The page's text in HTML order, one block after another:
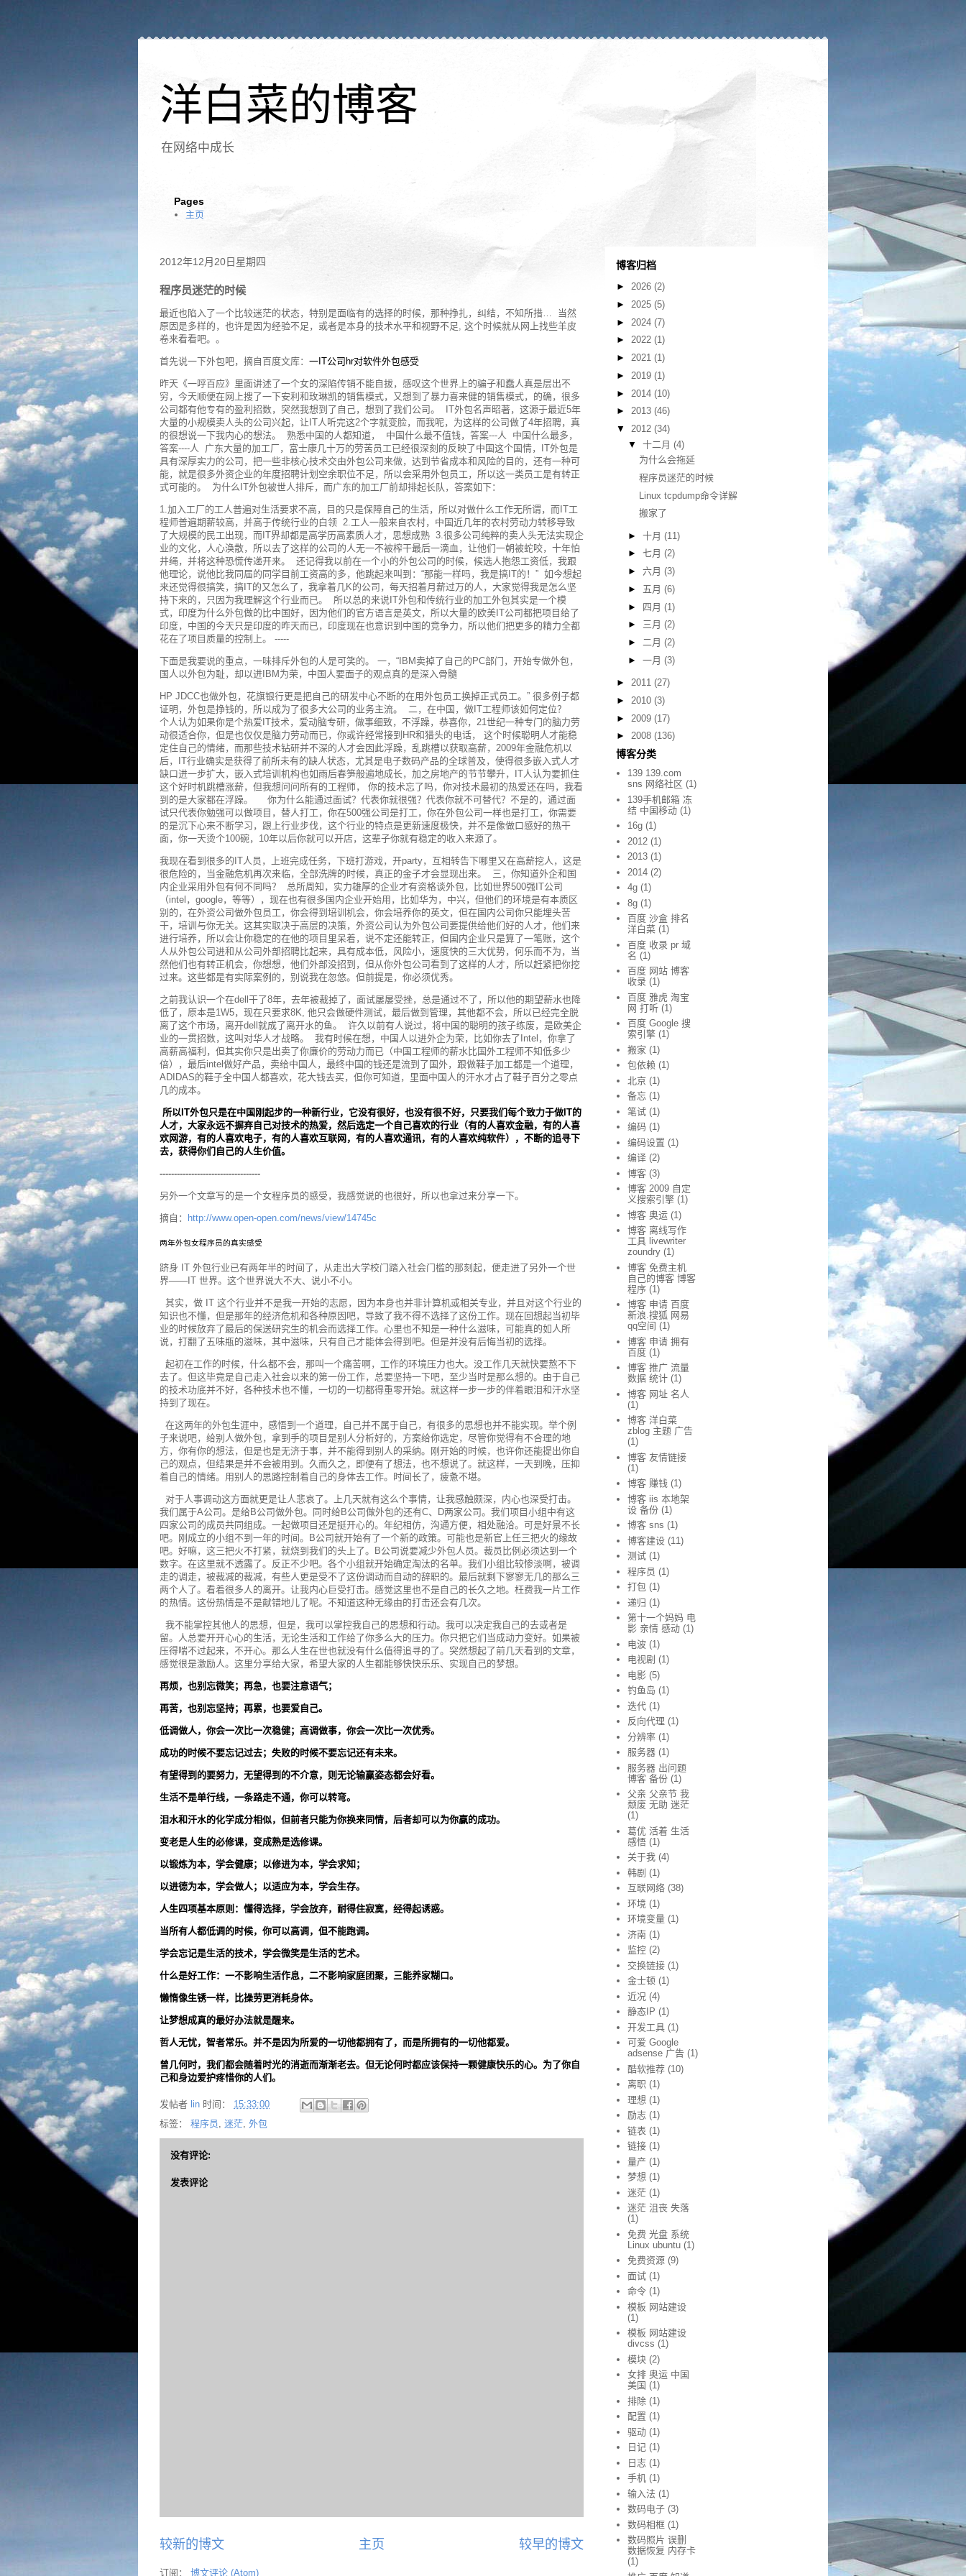
洋白菜的博客
在网络中成长
Pages
主页
2012年12月20日星期四
程序员迷茫的时候
最近也陷入了一个比较迷茫的状态，特别是面临有的选择的时候，那种挣扎，纠结，不知所措… 当然
原因是多样的，也许是因为经验不足，或者是本身的技术水平和视野不足, 这个时候就从网上找些羊皮
卷来看看吧。。
首先说一下外包吧，摘自百度文库： 一IT公司hr对软件外包感受
昨天《一呼百应》里面讲述了一个女的深陷传销不能自拔，感叹这个世界上的骗子和蠢人真是层出不
穷，今天顺便在网上搜了一下安利和玫琳凯的销售模式，又想到了暴力喜来健的销售模式，的确，很多
公司都有他专有的盈利招数，突然我想到了自己，想到了我们公司。 IT外包名声昭著，这源于最近5年
大量的小规模卖人头的公司兴起，让IT人听完这2个字就变脸，而我呢，为这样的公司做了4年招聘，真
的很想说一下我内心的想法。 熟悉中国的人都知道， 中国什么最不值钱，答案---人 中国什么最多，
答案----人 广东大量的加工厂，富士康几十万的劳苦员工已经很深刻的反映了中国这个国情，IT外包是
具有深厚实力的公司，把一些非核心技术交由外包公司来做，达到节省成本和风险的目的，还有一种可
能，就是很多外资企业的年度招聘计划空余职位不足，所以会采用外包员工，所以这一类员工是有转正
式可能的。 为什么IT外包被世人排斥，而广东的加工厂前却排起长队，答案如下：
1.加入工厂的工人普遍对生活要求不高，目的只是保障自己的生活，所以对做什么工作无所谓，而IT工
程师普遍期薪较高，并高于传统行业的白领 2.工人一般来自农村，中国近几年的农村劳动力转移导致
了大规模的民工出现，而IT界却都是高学历高素质人才，思想成熟 3.很多公司纯粹的卖人头无法实现企
业的文化，人心涣散，所以去了这样的公司的人无一不被榨干最后一滴血，让他们一朝被蛇咬，十年怕
井绳，并将这种恐慌传递开来。 还记得我以前在一个小的外包公司的时候，候选人抱怨工资低，我跟
他理论，说他比我同届的同学目前工资高的多，他跳起来叫到：“那能一样吗，我是搞IT的！” 如今想起
来还觉得很搞笑，搞IT的又怎么了，我拿着几K的公司，每天招着月薪过万的人，大家觉得我是怎么坚
持下来的，只因为我理解这个行业而已。 所以总的来说IT外包和传统行业的加工外包其实是一个模
式，印度为什么外包做的比中国好，因为他们的官方语言是英文，所以大量的欧美IT公司都把项目给了
印度，中国的今天只是印度的昨天而已，印度现在也意识到中国的竞争力，所以他们把更多的精力全都
花在了项目质量的控制上。 -----
下面是我要说的重点，一味排斥外包的人是可笑的。 一，“IBM卖掉了自己的PC部门，开始专做外包，
国人以外包为耻，却以进IBM为荣，中国人要面子的观点真的是深入骨髓
HP JDCC也做外包，花旗银行更是把自己的研发中心不断的在用外包员工换掉正式员工。” 很多例子都
证明，外包是挣钱的，所以成为了很多大公司的业务主流。 二，在中国，做IT工程师该如何定位？
个人认为如果你是个热爱IT技术，爱动脑专研，做事细致，不浮躁，恭喜你，21世纪一种专门的脑力劳
动很适合你，但是也仅仅是脑力劳动而已，你或许经常接到HR和猎头的电话， 这个时候聪明人才能稳
定住自己的情绪，而那些技术钻研并不深的人才会因此浮躁，乱跳槽以获取高薪，2009年金融危机以
后，IT行业确实是获得了前所未有的缺人状态，尤其是电子数码产品的全球普及，使得很多嵌入式人才
缺口进一步扩大，嵌入式培训机构也如雨后春笋般遍地成长，加之房地产的节节攀升，IT人认为要抓住
这个好时机跳槽涨薪，但我想问问所有的工程师， 你的技术忘了吗，你对技术最初的热爱还在吗，我看
到的是大家都在浮躁。 你为什么能通过面试？代表你就很强？代表你就不可替代？不是的，通过面
试只代表你勉强可以做项目，替人打工，你在500强公司是打工，你在外包公司一样也是打工，你需要
的是沉下心来不断学习，跟上行业步伐，这个行业的特点是更新速度极快，并不是像做口感好的热干
面，你一天烫个100碗，10年以后你就可以开店，这辈子你就有稳定的收入来源了。
我现在看到很多的IT人员，上班完成任务，下班打游戏，开party，互相转告下哪里又在高薪挖人，这是
很危险的，当金融危机再次来临，全部洗牌的时候，真正的金子才会显现出来。 三，你知道外企和国
内企业采用外包有何不同吗？ 总所周知，实力雄厚的企业才有资格谈外包，比如世界500强IT公司
（intel，google，等等），现在也有很多国内企业开始用，比如华为，中兴，但他们的环境是有本质区
别的，在外资公司做外包员工，你会得到培训机会，你会培养你的英文，但在国内公司你只能埋头苦
干，培训与你无关。这其实取决于高层的决策，外资公司认为外包公司要提供给他们好的人才，他们来
进行培养，所以会让你稳定的在他的项目里呆着，说不定还能转正，但国内企业只是算了一笔账，这个
人从外包公司进和从公司外部招聘比起来，具有成本低，风险小，速度快的三大优势，何乐而不为，当
然他们也有转正机会，你想想，他们外部没招到，但从你外包公司看到了这样的人才，所以赶紧把你挖
过来。这些都是有实际案例的，别说我在忽悠。但前提是，你必须优秀。
之前我认识一个在dell干了8年，去年被裁掉了，面试屡屡受挫，总是通过不了，所以他的期望薪水也降
低了，原本是1W5，现在只要求8K, 他只会做硬件测试，最后做到管理，其他都不会，所以已经完全脱
离了这个市场，离开dell就成了离开水的鱼。 许久以前有人说过，将中国的聪明的孩子练废，是欧美企
业的一贯招数，这叫对华人才战略。 我有时候在想，中国人以进外企为荣，比如你去了Intel，你拿了
高薪高福利，但其实你只是出卖了你廉价的劳动力而已（中国工程师的薪水比国外工程师不知低多少
倍），最后intel做好产品，卖给中国人，最终中国的钱还是流到了国外，跟做鞋子加工都是一个道理，
ADIDAS的鞋子全中国人都喜欢，花大钱去买，但你可知道，里面中国人的汗水才占了鞋子百分之零点
几的成本。
所以IT外包只是在中国刚起步的一种新行业，它没有很好，也没有很不好，只要我们每个致力于做IT的
人才，大家永远不摒弃自己对技术的热爱，然后选定一个自己喜欢的行业（有的人喜欢金融，有的人喜
欢网游，有的人喜欢电子，有的人喜欢互联网，有的人喜欢通讯，有的人喜欢纯软件），不断的追寻下
去，获得你们自己的人生价值。
-----------------------------------
另外一个文章写的是一个女程序员的感受，我感觉说的也很好，所以也拿过来分享一下。
摘自： http://www.open-open.com/news/view/14745c
两年外包女程序员的真实感受
跻身 IT 外包行业已有两年半的时间了，从走出大学校门踏入社会门槛的那刻起，便走进了另外一个世
界——IT 世界。这个世界说大不大、说小不小。
其实，做 IT 这个行业并不是我一开始的志愿，因为本身也并非计算机或相关专业，并且对这个行业的
知识也不懂，但是那年的经济危机和各种原因吧，导致了我不得不选择了这份工作。现在回想起当初毕
业的时候放弃了最后的保送研究生的机会而选择工作。心里也不知是一种什么滋味，可能真的如人所
说，打翻了五味瓶的滋味，其中滋味，只有自己才能体会得到吧。但是并没有后悔当初的选择。
起初在工作的时候，什么都不会，那叫一个痛苦啊，工作的环境压力也大。没工作几天就快要熬不下
去了。但这毕竟是自己走入社会以来的第一份工作，总要坚持一下吧，至少当时是那么想的。由于自己
的技术功底并不好，各种技术也不懂，一切的一切都得重零开始。就这样一步一步的伴着眼泪和汗水坚
持到了现在。
在这两年的外包生涯中，感悟到一个道理，自己并不属于自己，有很多的思想也并不能实现。举个例
子来说吧，给别人做外包，拿到手的项目是别人分析好的，方案给你选定，尽管你觉得有不合理的地
方，你有你的想法，但是也是无济于事，并不能得到别人的采纳。刚开始的时候，也许你还能提出你自
己的观点，但结果是并不会被用到。久而久之，即便有了想法，也不想说了。就这样，一天到晚，压抑
着自己的情绪。用别人的思路控制着自己的身体去工作。时间长了，疲惫不堪。
对于人事调动这方面就更是让人悲哀了。上几天就有这么个事情，让我感触颇深，内心也深受打击。
我们属于A公司。是给B公司做外包。同时给B公司做外包的还有C、D两家公司。我们项目小组中有这
四家公司的成员共同组成。一起做项目还是挺开心的。年纪相仿，沟通方便，相处融洽。可是好景不长
吧。刚成立的小组不到一年的时间。B公司就开始有了一个新的政策。可能也是新官上任三把火的缘故
吧。好嘛，这三把火不打紧，就烧到我们的头上了。B公司说要减少外包人员。裁员比例必须达到一个
数字。在这里就不透露了。反正不少吧。各个小组就开始确定淘汰的名单。我们小组比较惨淡啊，被调
走的调走，被裁减的裁减，有些人更是受不了这份调动而自动的辞职的。最后就剩下寥寥无几的那么三
两个人了。看着很多人的离开。让我内心巨受打击。感觉这里也不是自己的长久之地。枉费我一片工作
的热情。这份热情是不是献错地儿了呢。不知道这种无缘由的打击还会有几次。
我不能掌控其他人的思想，但是，我可以掌控我自己的思想和行动。我可以决定我自己的去或者是
留。人总要开开心心的生活，无论生活和工作给了你多么大的压力。你只把它们当成动力变好。如果被
压得喘不过起来，不开心。那么人生在世也就没有什么值得追寻的了。突然想起了前几天看到的文章，
感觉很是激励人。这里分享给大家，希望大家的人生都能够快快乐乐、实现自己的梦想。
再烦，也别忘微笑；再急，也要注意语气；
再苦，也别忘坚持；再累，也要爱自己。
低调做人，你会一次比一次稳健；高调做事，你会一次比一次优秀。
成功的时候不要忘记过去；失败的时候不要忘记还有未来。
有望得到的要努力，无望得到的不介意，则无论输赢姿态都会好看。
生活不是单行线，一条路走不通，你可以转弯。
泪水和汗水的化学成分相似，但前者只能为你换来同情，后者却可以为你赢的成功。
变老是人生的必修课，变成熟是选修课。
以锻炼为本，学会健康；以修进为本，学会求知；
以进德为本，学会做人；以适应为本，学会生存。
人生四项基本原则：懂得选择，学会放弃，耐得住寂寞，经得起诱惑。
当所有人都低调的时候，你可以高调，但不能跑调。
学会忘记是生活的技术，学会微笑是生活的艺术。
什么是好工作：一不影响生活作息，二不影响家庭团聚，三能养家糊口。
懒惰像生锈一样，比操劳更消耗身体。
让梦想成真的最好办法就是醒来。
哲人无忧，智者常乐。并不是因为所爱的一切他都拥有了，而是所拥有的一切他都爱。
曾几何时，我们都会随着时光的消逝而渐渐老去。但无论何时都应该保持一颗健康快乐的心。为了你自
己和身边爱护疼惜你的人们。
发帖者 lin 时间： 15:33:00
标签： 程序员 , 迷茫, 外包
没有评论:
发表评论
较新的博文 较早的博文
主页
订阅： 博文评论 (Atom)
博客归档
► 2026 (2)
► 2025 (5)
► 2024 (7)
► 2022 (1)
► 2021 (1)
► 2019 (1)
► 2014 (10)
► 2013 (46)
▼ 2012 (34)
▼ 十二月 (4)
为什么会拖延
程序员迷茫的时候
Linux tcpdump命令详解
搬家了
► 十月 (11)
► 七月 (2)
► 六月 (3)
► 五月 (6)
► 四月 (1)
► 三月 (2)
► 二月 (2)
► 一月 (3)
► 2011 (27)
► 2010 (3)
► 2009 (17)
► 2008 (136)
博客分类
139 139.com
sns 网络社区 (1)
139手机邮箱 冻
结 中国移动 (1)
16g (1)
2012 (1)
2013 (1)
2014 (2)
4g (1)
8g (1)
百度 沙盒 排名
洋白菜 (1)
百度 收录 pr 域
名 (1)
百度 网站 博客
收录 (1)
百度 雅虎 淘宝
网 打听 (1)
百度 Google 搜
索引擎 (1)
搬家 (1)
包依赖 (1)
北京 (1)
备忘 (1)
笔试 (1)
编码 (1)
编码设置 (1)
编译 (2)
博客 (3)
博客 2009 自定
义搜索引擎 (1)
博客 奥运 (1)
博客 离线写作
工具 livewriter
zoundry (1)
博客 免费主机
自己的博客 博客
程序 (1)
博客 申请 百度
新浪.搜狐 网易
qq空间 (1)
博客 申请 拥有
百度 (1)
博客 推广 流量
数据 统计 (1)
博客 网址 名人
(1)
博客 洋白菜
zblog 主题 广告
(1)
博客 友情链接
(1)
博客 赚钱 (1)
博客 iis 本地架
设 备份 (1)
博客 sns (1)
博客建设 (11)
测试 (1)
程序员 (1)
打包 (1)
递归 (1)
第十一个妈妈 电
影 亲情 感动 (1)
电波 (1)
电视剧 (1)
电影 (5)
钓鱼岛 (1)
迭代 (1)
反向代理 (1)
分辨率 (1)
服务器 (1)
服务器 出问题
博客 备份 (1)
父亲 父亲节 我
颓废 无助 迷茫
(1)
葛优 活着 生活
感悟 (1)
关于我 (4)
韩剧 (1)
互联网络 (38)
环境 (1)
环境变量 (1)
济南 (1)
监控 (2)
交换链接 (1)
金士顿 (1)
近况 (4)
静态IP (1)
开发工具 (1)
可爱 Google
adsense 广告 (1)
酷软推荐 (10)
离职 (1)
理想 (1)
励志 (1)
链表 (1)
链接 (1)
量产 (1)
梦想 (1)
迷茫 (1)
迷茫 沮丧 失落
(1)
免费 光盘 系统
Linux ubuntu (1)
免费资源 (9)
面试 (1)
命令 (1)
模板 网站建设
(1)
模板 网站建设
divcss (1)
模块 (2)
女排 奥运 中国
美国 (1)
排除 (1)
配置 (1)
驱动 (1)
日记 (1)
日志 (1)
手机 (1)
输入法 (1)
数码电子 (3)
数码相框 (1)
数码照片 误删
数据恢复 内存卡
(1)